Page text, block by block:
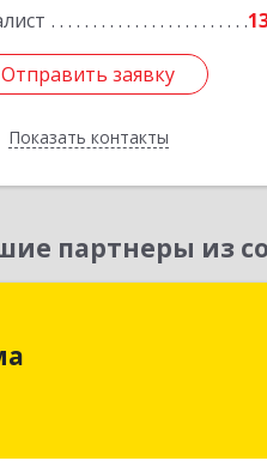
Отправить заявку
Показать контакты
Отправить заявку
Назад
партнеры из